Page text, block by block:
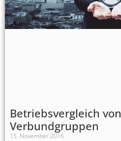
Betriebsvergleich von
Verbundgruppen
15. November 2016